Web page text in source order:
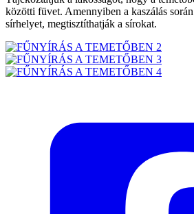
közötti füvet. Amennyiben a kaszálás
sírhelyet, megtisztíthatják a sírokat.